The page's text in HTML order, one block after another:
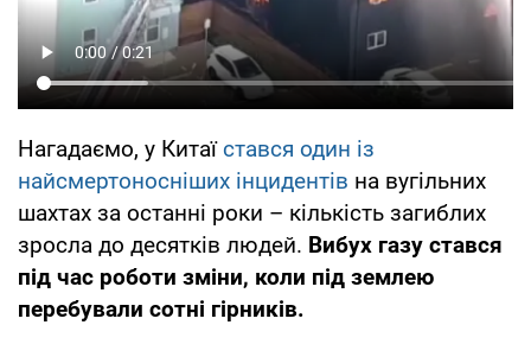
Нагадаємо, у Китаїстався один із
найсмертоносніших інцидентів на вугільних
шахтах за останні роки – кількість загиблих
зросла до десятків людей. Вибух газу стався
під час роботи зміни, коли під землею
перебували сотні гірників.